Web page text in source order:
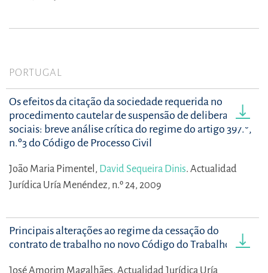
PORTUGAL
Os efeitos da citação da sociedade requerida no
procedimento cautelar de suspensão de deliberações
sociais: breve análise crítica do regime do artigo 397.º,
n.º3 do Código de Processo Civil
João Maria Pimentel, David Sequeira Dinis. Actualidad
Jurídica Uría Menéndez, n.º 24, 2009
Principais alterações ao regime da cessação do
contrato de trabalho no novo Código do Trabalho
José Amorim Magalhães. Actualidad Jurídica Uría